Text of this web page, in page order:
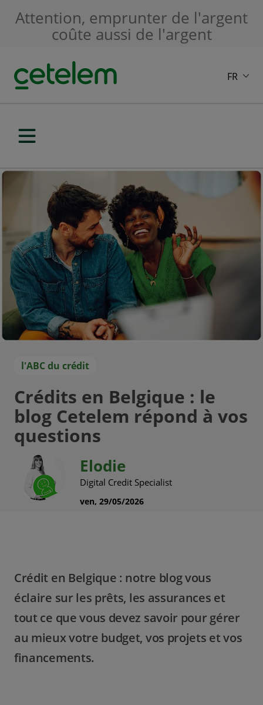
Attention, emprunter de l'argent
coûte aussi de l'argent
FR
l'ABC du crédit
Crédits en Belgique : le
blog Cetelem répond à vos
questions
Elodie
Digital Credit Specialist
ven, 29/05/2026
Crédit en Belgique : notre blog vous
éclaire sur les prêts, les assurances et
tout ce que vous devez savoir pour gérer
au mieux votre budget, vos projets et vos
financements.